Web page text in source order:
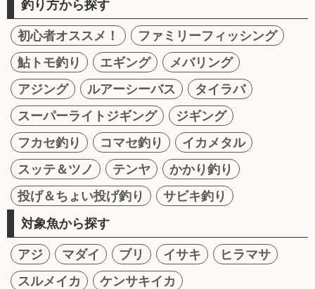
釣り方から探す
初心者オススメ！
ファミリーフィッシング
鮎トモ釣り
エギング
メバリング
アジング
ルアーシーバス
タイラバ
スーパーライトジギング
ジギング
フカセ釣り
コマセ釣り
イカメタル
スッテ＆ツノ
テンヤ
かかり釣り
投げ＆ちょい投げ釣り
サビキ釣り
対象魚から探す
アジ マダイ ブリ イサキ
ヒラマサ
スルメイカ
ケンサキイカ